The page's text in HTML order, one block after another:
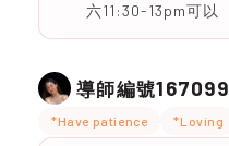
六11:30-13pm可以
導師編號167099
*Have patience *Loving